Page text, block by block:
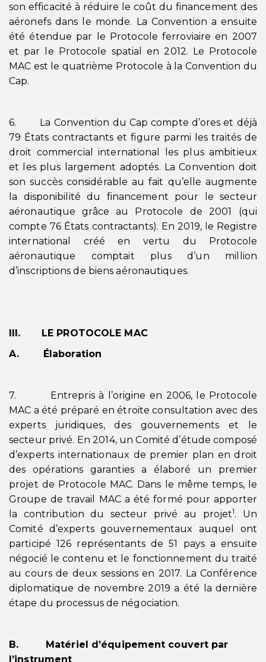
son efficacité à réduire le coût du financement des
aéronefs dans le monde. La Convention a ensuite
été étendue par le Protocole ferroviaire en 2007
et par le Protocole spatial en 2012. Le Protocole
MAC est le quatrième Protocole à la Convention du
Cap.
6. La Convention du Cap compte d’ores et déjà
79 États contractants et figure parmi les traités de
droit commercial international les plus ambitieux
et les plus largement adoptés. La Convention doit
son succès considérable au fait qu’elle augmente
la disponibilité du financement pour le secteur
aéronautique grâce au Protocole de 2001 (qui
compte 76 États contractants). En 2019, le Registre
international créé en vertu du Protocole
aéronautique comptait plus d’un million
d’inscriptions de biens aéronautiques.
III. LE PROTOCOLE MAC
A. Élaboration
7. Entrepris à l’origine en 2006, le Protocole
MAC a été préparé en étroite consultation avec des
experts juridiques, des gouvernements et le
secteur privé. En 2014, un Comité d’étude composé
d’experts internationaux de premier plan en droit
des opérations garanties a élaboré un premier
projet de Protocole MAC. Dans le même temps, le
Groupe de travail MAC a été formé pour apporter
la contribution du secteur privé au projet1. Un
Comité d’experts gouvernementaux auquel ont
participé 126 représentants de 51 pays a ensuite
négocié le contenu et le fonctionnement du traité
au cours de deux sessions en 2017. La Conférence
diplomatique de novembre 2019 a été la dernière
étape du processus de négociation.
B. Matériel d’équipement couvert par
l’instrument